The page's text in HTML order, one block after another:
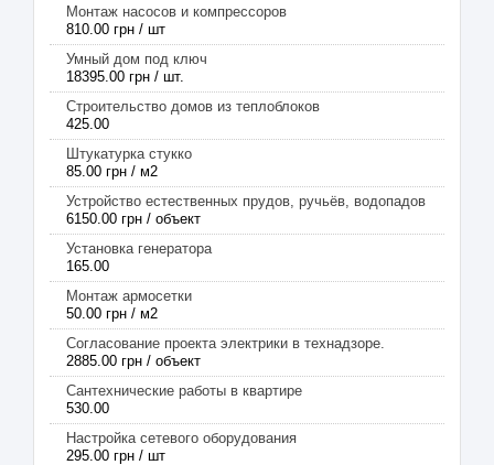
Монтаж насосов и компрессоров
810.00 грн / шт
Умный дом под ключ
18395.00 грн / шт.
Строительство домов из теплоблоков
425.00
Штукатурка стукко
85.00 грн / м2
Устройство естественных прудов, ручьёв, водопадов
6150.00 грн / объект
Установка генератора
165.00
Монтаж армосетки
50.00 грн / м2
Согласование проекта электрики в технадзоре.
2885.00 грн / объект
Сантехнические работы в квартире
530.00
Настройка сетевого оборудования
295.00 грн / шт